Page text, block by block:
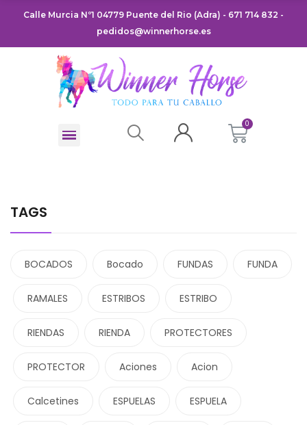
Calle Murcia Nº1 04779 Puente del Rio (Adra) - 671 714 832 -
pedidos@winnerhorse.es
TAGS
BOCADOS Bocado FUNDAS FUNDA
RAMALES ESTRIBOS ESTRIBO
RIENDAS RIENDA PROTECTORES
PROTECTOR Aciones Acion
Calcetines ESPUELAS ESPUELA